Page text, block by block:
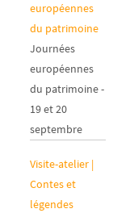
européennes
du patrimoine
Journées
européennes
du patrimoine -
19 et 20
septembre
Visite-atelier |
Contes et
légendes